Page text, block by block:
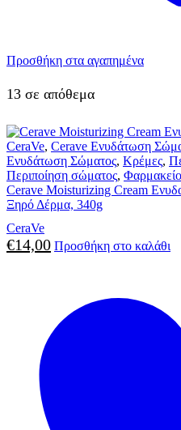
Προσθήκη στα αγαπημένα
13 σε απόθεμα
CeraVe, Cerave Ενυδάτωση
Ενυδάτωση Σώματος, Κρέμες,
Περιποίηση σώματος, Φαρμακείο
Cerave Moisturizing Cream
Ξηρό Δέρμα, 340g
CeraVe
€14,00 Προσθήκη στο καλάθι